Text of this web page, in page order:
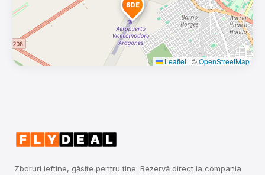
SDE
Leaflet | ©OpenStreetMap
Zboruri ieftine, găsite pentru tine. Rezervă direct la compania